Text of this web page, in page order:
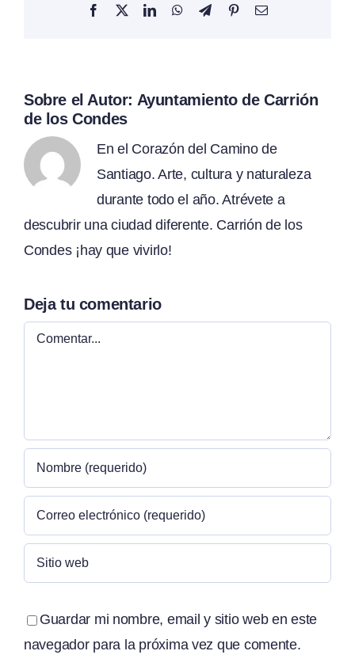
Facebook
X LinkedInWhatsAppTelegramPinterestCorreo
Sobre el Autor: Ayuntamiento de Carrión
de los Condes
En el Corazón del Camino de
Santiago. Arte, cultura y naturaleza
durante todo el año. Atrévete a
descubrir una ciudad diferente. Carrión de los
Condes ¡hay que vivirlo!
Deja tu comentario
Comentar
Guardar mi nombre, email y sitio web en este
navegador para la próxima vez que comente.